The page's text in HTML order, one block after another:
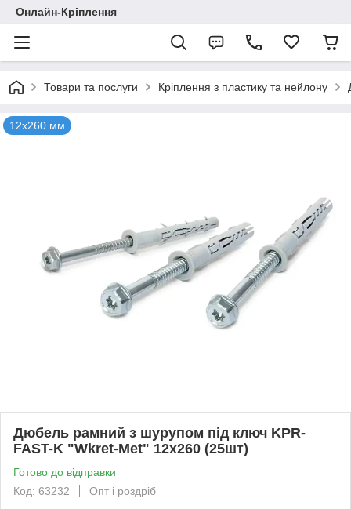
Онлайн-Кріплення
Товари та послуги Кріплення з пластику та нейлону
12x260 мм
Дюбель рамний з шурупом під ключ KPR-
FAST-K "Wkret-Met" 12x260 (25шт)
Готово до відправки
Код: 63232
Опт і роздріб